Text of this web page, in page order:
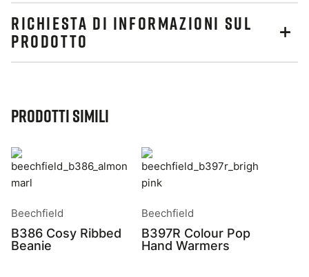
RICHIESTA DI INFORMAZIONI SUL
PRODOTTO
Prodotti simili
Beechfield
B386 Cosy Ribbed
Beanie
Beechfield
B397R Colour Pop
Hand Warmers